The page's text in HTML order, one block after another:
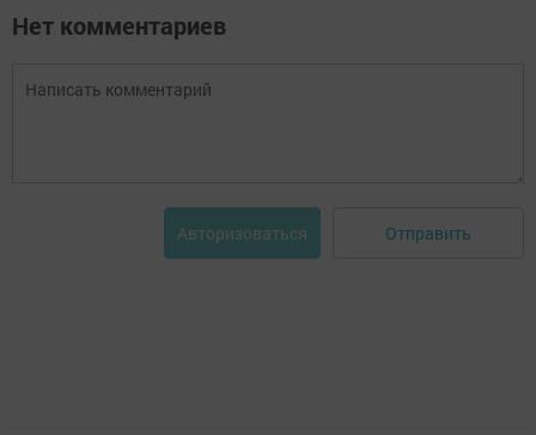
Нет комментариев
Авторизоваться Отправить